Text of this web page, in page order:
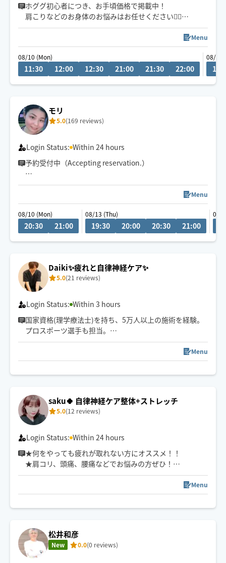
ホググ初心者につき、お手頃価格で掲載中！
肩こりなどのお身体のお悩みはお任せください💁‍♀️
愛知県での施術の方は90分〜のご予約でお願いしており
Menu
08/10 (Mon)
11:30 12:00 12:30 21:00 21:30 22:00
08/13
モリ
5.0(169 reviews)
Login Status: Within 24 hours
予約受付中（Accepting reservation.）
車移動が主となっていますので、ご予約時に駐車場の情
報をいただけると大変助かります。
Menu
08/10 (Mon)
20:30 21:00
08/13 (Thu)
19:30 20:00 20:30 21:00
08/
Daiki✨疲れと自律神経ケア✨
5.0(21 reviews)
Login Status: Within 3 hours
国家資格(理学療法士)を持ち、5万人以上の施術を経験。
プロスポーツ選手も担当。
心身をほぐして一人ひとりに合わせた施術で「また受け
Menu
saku🍀 自律神経ケア整体+ストレッチ
5.0(12 reviews)
Login Status: Within 24 hours
★何をやっても疲れが取れない方にオススメ！！
★肩コリ、頭痛、腰痛などでお悩みの方ぜひ！
★強揉み、弱揉み等のご希望にもバッチリ対応致しま
★複数箇所へ同時にアプローチして、より効率的にしっ
かりと効かせてほぐします
肉をほぐしながら、身体のバランスを整えていきます
Menu
松井和彦
New 0.0(0 reviews)